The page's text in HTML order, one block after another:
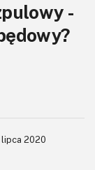
-
2020